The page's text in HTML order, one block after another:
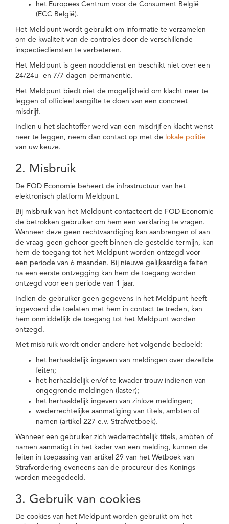
het Europees Centrum voor de Consument België
(ECC België).
Het Meldpunt wordt gebruikt om informatie te verzamelen
om de kwaliteit van de controles door de verschillende
inspectiediensten te verbeteren.
Het Meldpunt is geen nooddienst en beschikt niet over een
24/24u- en 7/7 dagen-permanentie.
Het Meldpunt biedt niet de mogelijkheid om klacht neer te
leggen of officieel aangifte te doen van een concreet
misdrijf.
Indien u het slachtoffer werd van een misdrijf en klacht wenst
neer te leggen, neem dan contact op met de lokale politie
van uw keuze.
2. Misbruik
De FOD Economie beheert de infrastructuur van het
elektronisch platform Meldpunt.
Bij misbruik van het Meldpunt contacteert de FOD Economie
de betrokken gebruiker om hem een verklaring te vragen.
Wanneer deze geen rechtvaardiging kan aanbrengen of aan
de vraag geen gehoor geeft binnen de gestelde termijn, kan
hem de toegang tot het Meldpunt worden ontzegd voor
een periode van 6 maanden. Bij nieuwe gelijkaardige feiten
na een eerste ontzegging kan hem de toegang worden
ontzegd voor een periode van 1 jaar.
Indien de gebruiker geen gegevens in het Meldpunt heeft
ingevoerd die toelaten met hem in contact te treden, kan
hem onmiddellijk de toegang tot het Meldpunt worden
ontzegd.
Met misbruik wordt onder andere het volgende bedoeld:
het herhaaldelijk ingeven van meldingen over dezelfde
feiten;
het herhaaldelijk en/of te kwader trouw indienen van
ongegronde meldingen (laster);
het herhaaldelijk ingeven van zinloze meldingen;
wederrechtelijke aanmatiging van titels, ambten of
namen (artikel 227 e.v. Strafwetboek).
Wanneer een gebruiker zich wederrechtelijk titels, ambten of
namen aanmatigt in het kader van een melding, kunnen de
feiten in toepassing van artikel 29 van het Wetboek van
Strafvordering eveneens aan de procureur des Konings
worden meegedeeld.
3. Gebruik van cookies
De cookies van het Meldpunt worden gebruikt om het